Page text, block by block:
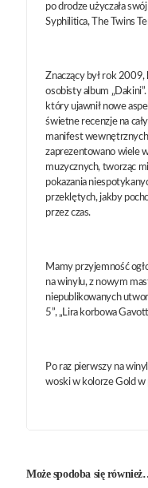
po drodze użyczała
Syphilitica, The Twins
Znaczący był rok 2009,
osobisty album
który ujawnił nowe
świetne recenzje na
manifest
zaprezentowano wiele
muzycznych, tworząc
pokazania
przeklętych, jakby
przez czas.
Mamy przyjemność
na winylu, z nowym
niepublikowanych
5”, „Lira korbowa
Po raz pierwszy na
woski w kolorze Gold
Może spodoba się